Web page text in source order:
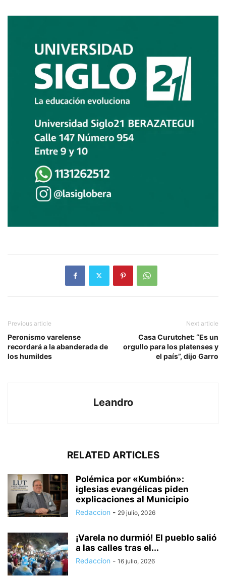
Previous article
Peronismo varelense
recordará a la abanderada de
los humildes
Next article
Casa Curutchet: “Es un
orgullo para los platenses y
el país”, dijo Garro
Leandro
RELATED ARTICLES
Polémica por «Kumbión»:
iglesias evangélicas piden
explicaciones al Municipio
Redaccion - 29 julio, 2026
¡Varela no durmió! El pueblo salió
a las calles tras el...
Redaccion - 16 julio, 2026